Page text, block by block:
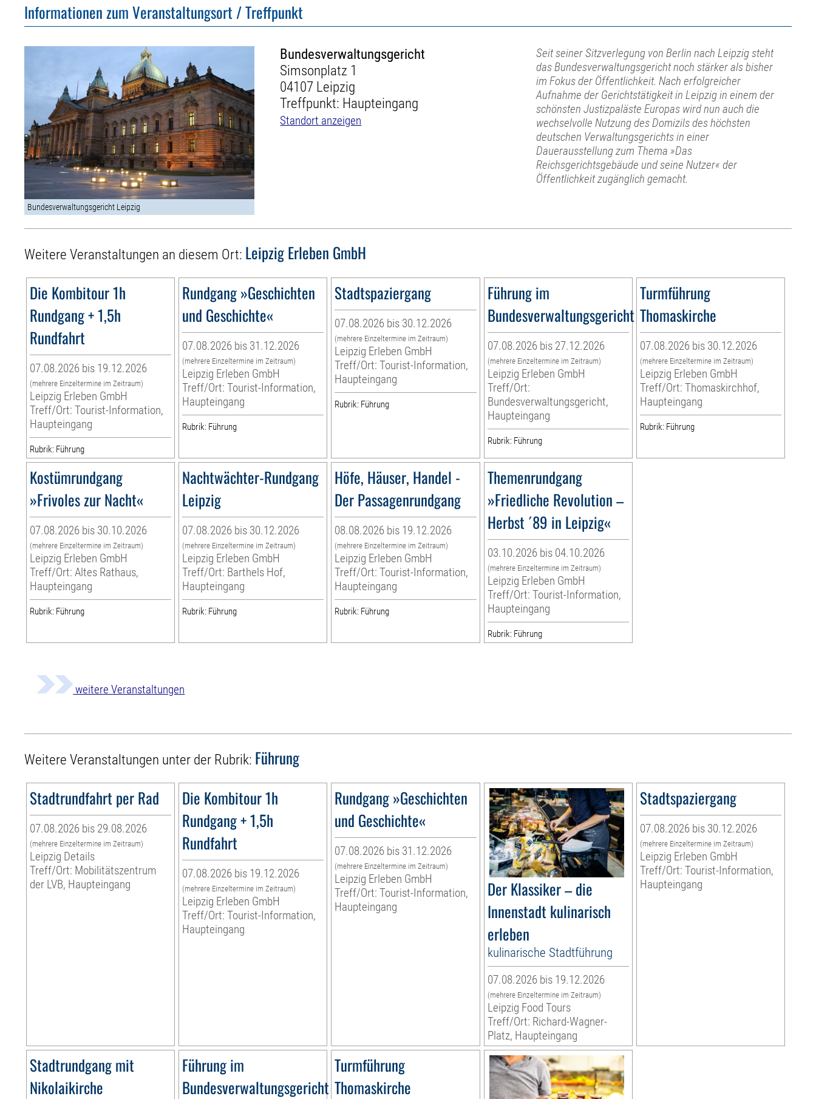
Informationen zum Veranstaltungsort / Treffpunkt
Bundesverwaltungsgericht Leipzig
Bundesverwaltungsgericht
Simsonplatz 1
04107 Leipzig
Treffpunkt: Haupteingang
Standort anzeigen
Seit seiner Sitzverlegung von Berlin nach Leipzig steht
das Bundesverwaltungsgericht noch stärker als bisher
im Fokus der Öffentlichkeit. Nach erfolgreicher
Aufnahme der Gerichtstätigkeit in Leipzig in einem der
schönsten Justizpaläste Europas wird nun auch die
wechselvolle Nutzung des Domizils des höchsten
deutschen Verwaltungsgerichts in einer
Dauerausstellung zum Thema »Das
Reichsgerichtsgebäude und seine Nutzer« der
Öffentlichkeit zugänglich gemacht.
Weitere Veranstaltungen an diesem Ort: Leipzig Erleben GmbH
Die Kombitour 1h
Rundgang + 1,5h
Rundfahrt
07.08.2026 bis 19.12.2026
(mehrere Einzeltermine im Zeitraum)
Leipzig Erleben GmbH
Treff/Ort: Tourist-Information,
Haupteingang
Rubrik: Führung
Rundgang »Geschichten
und Geschichte«
07.08.2026 bis 31.12.2026
(mehrere Einzeltermine im Zeitraum)
Leipzig Erleben GmbH
Treff/Ort: Tourist-Information,
Haupteingang
Rubrik: Führung
Stadtspaziergang
07.08.2026 bis 30.12.2026
(mehrere Einzeltermine im Zeitraum)
Leipzig Erleben GmbH
Treff/Ort: Tourist-Information,
Haupteingang
Rubrik: Führung
Führung im
Bundesverwaltungsgericht
07.08.2026 bis 27.12.2026
(mehrere Einzeltermine im Zeitraum)
Leipzig Erleben GmbH
Treff/Ort:
Bundesverwaltungsgericht,
Haupteingang
Rubrik: Führung
Turmführung
Thomaskirche
07.08.2026 bis 30.12.2026
(mehrere Einzeltermine im Zeitraum)
Leipzig Erleben GmbH
Treff/Ort: Thomaskirchhof,
Haupteingang
Rubrik: Führung
Kostümrundgang
»Frivoles zur Nacht«
07.08.2026 bis 30.10.2026
(mehrere Einzeltermine im Zeitraum)
Leipzig Erleben GmbH
Treff/Ort: Altes Rathaus,
Haupteingang
Rubrik: Führung
Nachtwächter-Rundgang
Leipzig
07.08.2026 bis 30.12.2026
(mehrere Einzeltermine im Zeitraum)
Leipzig Erleben GmbH
Treff/Ort: Barthels Hof,
Haupteingang
Rubrik: Führung
Höfe, Häuser, Handel -
Der Passagenrundgang
08.08.2026 bis 19.12.2026
(mehrere Einzeltermine im Zeitraum)
Leipzig Erleben GmbH
Treff/Ort: Tourist-Information,
Haupteingang
Rubrik: Führung
Themenrundgang
»Friedliche Revolution –
Herbst ´89 in Leipzig«
03.10.2026 bis 04.10.2026
(mehrere Einzeltermine im Zeitraum)
Leipzig Erleben GmbH
Treff/Ort: Tourist-Information,
Haupteingang
Rubrik: Führung
weitere Veranstaltungen
Weitere Veranstaltungen unter der Rubrik: Führung
Stadtrundfahrt per Rad
07.08.2026 bis 29.08.2026
(mehrere Einzeltermine im Zeitraum)
Leipzig Details
Treff/Ort: Mobilitätszentrum
der LVB, Haupteingang
Die Kombitour 1h
Rundgang + 1,5h
Rundfahrt
07.08.2026 bis 19.12.2026
(mehrere Einzeltermine im Zeitraum)
Leipzig Erleben GmbH
Treff/Ort: Tourist-Information,
Haupteingang
Rundgang »Geschichten
und Geschichte«
07.08.2026 bis 31.12.2026
(mehrere Einzeltermine im Zeitraum)
Leipzig Erleben GmbH
Treff/Ort: Tourist-Information,
Haupteingang
Der Klassiker – die
Innenstadt kulinarisch
erleben
kulinarische Stadtführung
07.08.2026 bis 19.12.2026
(mehrere Einzeltermine im Zeitraum)
Leipzig Food Tours
Treff/Ort: Richard-Wagner-
Platz, Haupteingang
Stadtspaziergang
07.08.2026 bis 30.12.2026
(mehrere Einzeltermine im Zeitraum)
Leipzig Erleben GmbH
Treff/Ort: Tourist-Information,
Haupteingang
Stadtrundgang mit
Nikolaikirche
Führung im
Bundesverwaltungsgericht
Turmführung
Thomaskirche